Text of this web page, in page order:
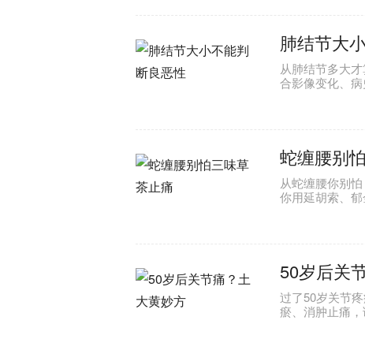
肺结节大
从肺结节多大
合影像变化、
蛇缠腰别
从蛇缠腰你别
你用延胡索、
50岁后关
过了50岁关节
瘀、消肿止痛